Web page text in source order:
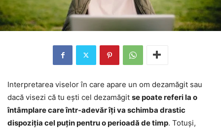
Interpretarea viselor în care apare un om dezamăgit sau
dacă visezi că tu ești cel dezamăgit se poate referi la o
întâmplare care într-adevăr îți va schimba drastic
dispoziția cel puțin pentru o perioadă de timp. Totuși,